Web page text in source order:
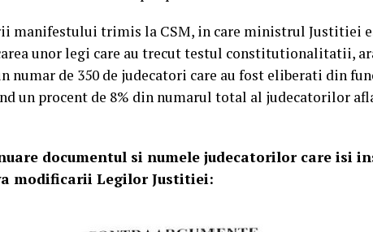
manifestului trimis la CSM, in care ministrul Justitiei
unor legi care au trecut testul constitutionalitatii,
numar de 350 de judecatori care au fost eliberati din
un procent de 8% din numarul total al judecatorilor
documentul si numele judecatorilor care isi
modificarii Legilor Justitiei: